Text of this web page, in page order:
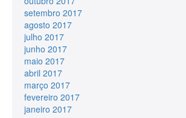
setembro 2017
agosto 2017
julho 2017
junho 2017
maio 2017
abril 2017
março 2017
fevereiro 2017
janeiro 2017